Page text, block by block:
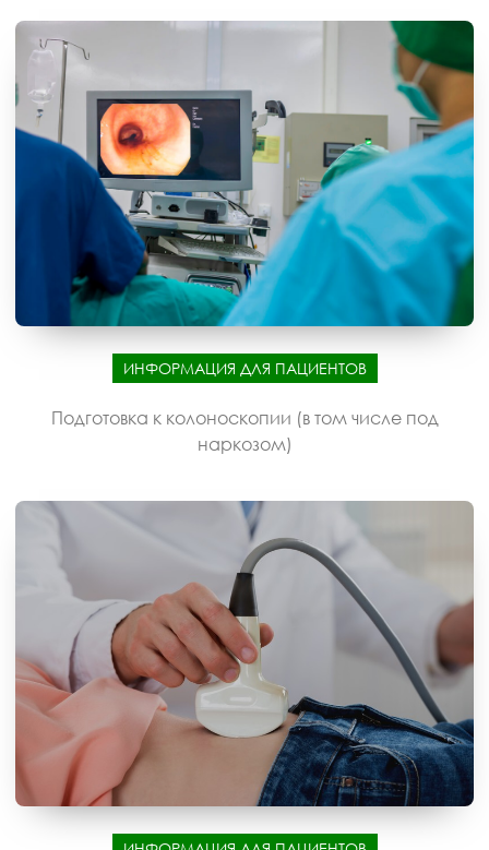
ИНФОРМАЦИЯ ДЛЯ ПАЦИЕНТОВ
Подготовка к колоноскопии (в том числе под
наркозом)